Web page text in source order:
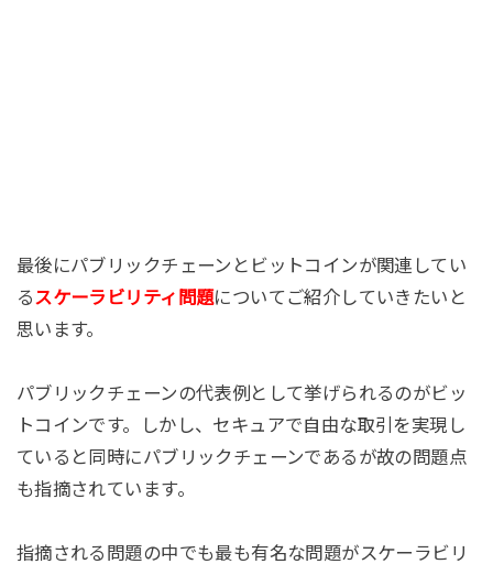
最後にパブリックチェーンとビットコインが関連してい
る スケーラビリティ問題についてご紹介していきたいと
思います。
パブリックチェーンの代表例として挙げられるのがビッ
トコインです。しかし、セキュアで自由な取引を実現し
ていると同時にパブリックチェーンであるが故の問題点
も指摘されています。
指摘される問題の中でも最も有名な問題がスケーラビリ